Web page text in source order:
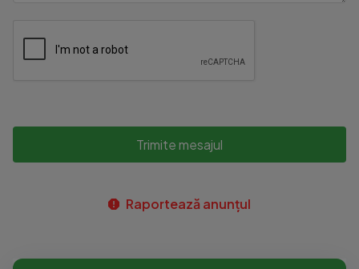
Trimite mesajul
Raportează anunțul